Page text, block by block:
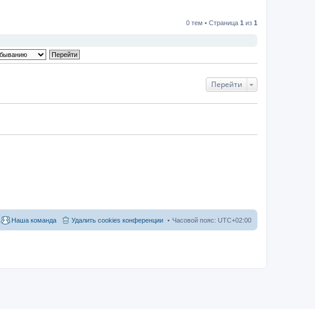
0 тем • Страница 1 из 1
Перейти
Часовой пояс: UTC+02:00
Удалить cookies конференции
Наша команда